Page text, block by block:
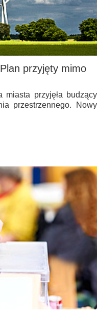
przyjęty mimo
przyjęła budzący
przestrzennego. Nowy